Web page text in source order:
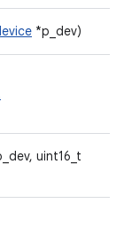
*p_dev)
uint16_t